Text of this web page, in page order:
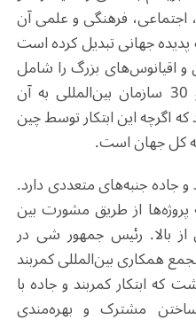
اجتماعی، فرهنگی و علمی آن
پدیده جهانی تبدیل کرده است
و اقیانوس‌های بزرگ را شامل
می‌شود. بیش از 150 کشور و 30 سازمان بین‌المللی به آن
که اگرچه این ابتکار توسط چین
کل جهان است.
جاده جنبه‌های متعددی دارد.
از طریق مشورت بین
بالا. رئیس جمهور شی در
همکاری بین‌المللی کمربند
2023 اظهار داشت که ابتکار کمربند و جاده با
مشترک و بهره‌مندی